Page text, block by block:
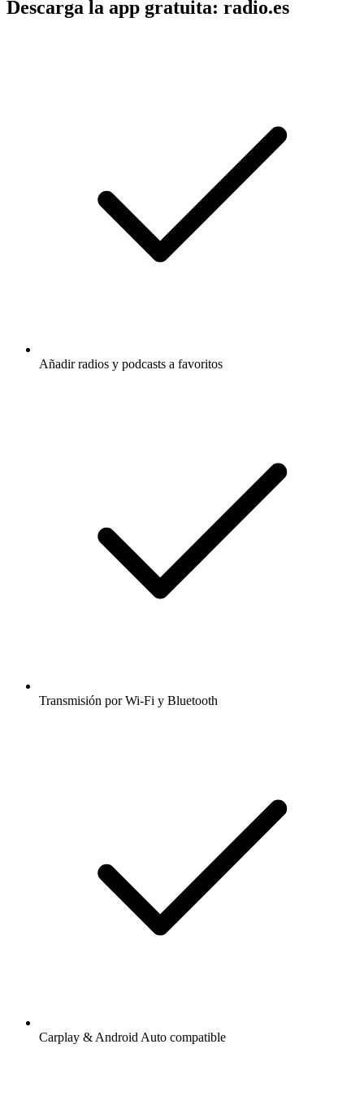
Descarga la app gratuita: radio.es
Añadir radios y podcasts a favoritos
Transmisión por Wi-Fi y Bluetooth
Carplay & Android Auto compatible